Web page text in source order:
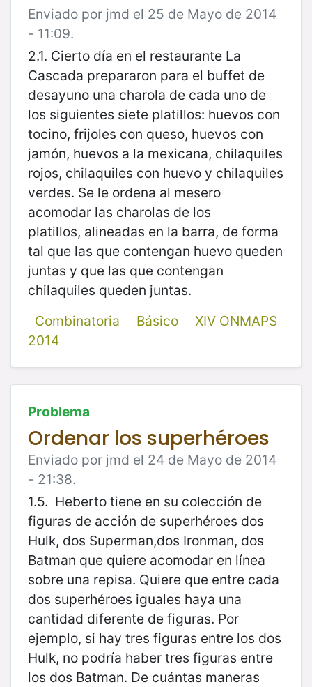
Enviado por jmd el 25 de Mayo de 2014
- 11:09.
2.1. Cierto día en el restaurante La
Cascada prepararon para el buffet de
desayuno una charola de cada uno de
los siguientes siete platillos: huevos con
tocino, frijoles con queso, huevos con
jamón, huevos a la mexicana, chilaquiles
rojos, chilaquiles con huevo y chilaquiles
verdes. Se le ordena al mesero
acomodar las charolas de los
platillos, alineadas en la barra, de forma
tal que las que contengan huevo queden
juntas y que las que contengan
chilaquiles queden juntas.
Combinatoria
Básico
XIV ONMAPS
2014
Problema
Ordenar los superhéroes
Enviado por jmd el 24 de Mayo de 2014
- 21:38.
1.5. Heberto tiene en su colección de
figuras de acción de superhéroes dos
Hulk, dos Superman,dos Ironman, dos
Batman que quiere acomodar en línea
sobre una repisa. Quiere que entre cada
dos superhéroes iguales haya una
cantidad diferente de figuras. Por
ejemplo, si hay tres figuras entre los dos
Hulk, no podría haber tres figuras entre
los dos Batman. De cuántas maneras